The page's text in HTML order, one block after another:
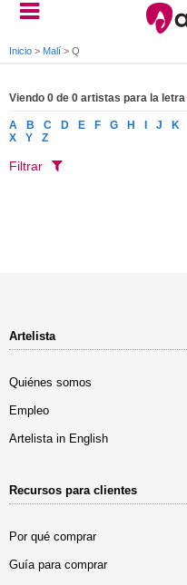
Inicio > Malí > Q
Viendo 0 de 0 artistas para la letra
A B C D E F G H J K
X
Y Z
Filtrar
Artelista
Quiénes somos
Empleo
Artelista in English
Recursos para clientes
Por qué comprar
Guía para comprar